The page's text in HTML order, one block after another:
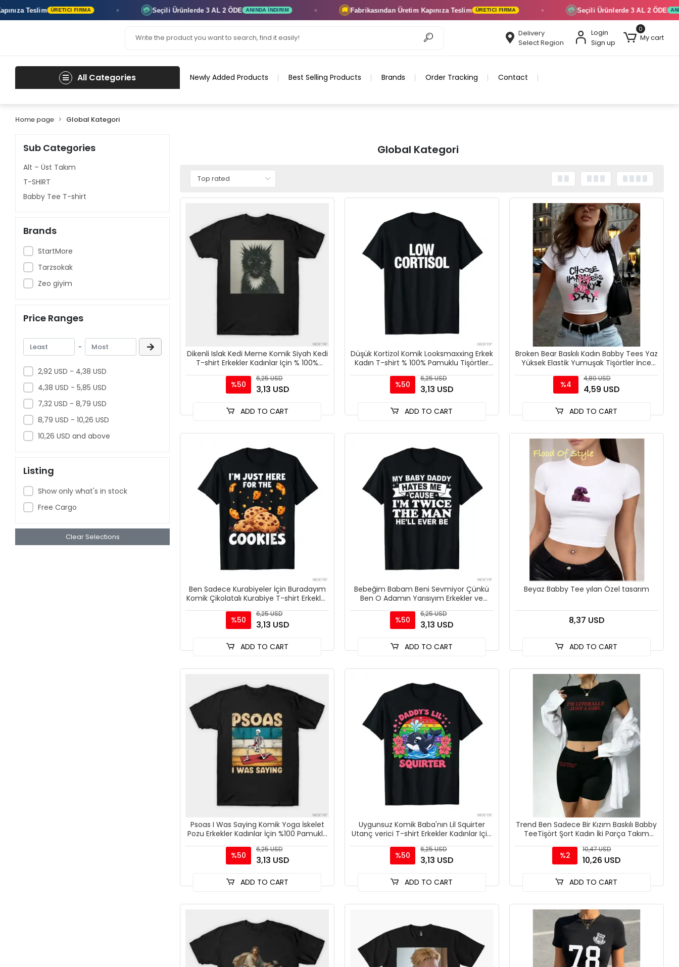
ÜRETICI FIRMA Seçili Ürünlerde3 AL 2 ÖDE ANINDA İNDIRIM Fabrikasından ÜretimKapınıza Teslim ÜRETICI FIRMA Seçili Ürünlerde3 AL 2 ÖDE ANINDA İNDIRIM
Delivery
Select Region
Login
Sign up
0
My cart
All Categories Newly Added Products Best Selling Products Brands Order Tracking Contact
Home page Global Kategori
Sub Categories
Alt – Üst Takım
T-SHIRT
Babby Tee T-shirt
Brands
StartMore
Tarzsokak
Zeo giyim
Price Ranges
-
2,92 USD - 4,38 USD
4,38 USD - 5,85 USD
7,32 USD - 8,79 USD
8,79 USD - 10,26 USD
10,26 USD and above
Listing
Show only what's in stock
Free Cargo
Clear Selections
Global Kategori
Dikenli Islak Kedi Meme Komik Siyah Kedi
T-shirt Erkekler Kadınlar Için % 100%
%50
6,25 USD
3,13 USD
ADD TO CART
Düşük Kortizol Komik Looksmaxxing Erkek
Kadın T-shirt % 100% Pamuklu Tişörtler
%50
6,25 USD
3,13 USD
ADD TO CART
Broken Bear Baskılı Kadın Babby Tees Yaz
Yüksek Elastik Yumuşak Tişörtler İnce
%4
4,80 USD
4,59 USD
ADD TO CART
Ben Sadece Kurabiyeler İçin Buradayım
Komik Çikolatalı Kurabiye T-shirt Erkekler
%50
6,25 USD
3,13 USD
ADD TO CART
Bebeğim Babam Beni Sevmiyor Çünkü
Ben O Adamın Yarısıyım Erkekler ve
%50
6,25 USD
3,13 USD
ADD TO CART
Beyaz Babby Tee yılan Özel tasarım
8,37 USD
ADD TO CART
Psoas I Was Saying Komik Yoga İskelet
Pozu Erkekler Kadınlar İçin %100 Pamuklu
%50
6,25 USD
3,13 USD
ADD TO CART
Uygunsuz Komik Baba'nın Lil Squirter
Utanç verici T-shirt Erkekler Kadınlar Için
%50
6,25 USD
3,13 USD
ADD TO CART
Trend Ben Sadece Bir Kızım Baskılı Babby
TeeTişört Şort Kadın İki Parça Takım
%2
10,47 USD
10,26 USD
ADD TO CART